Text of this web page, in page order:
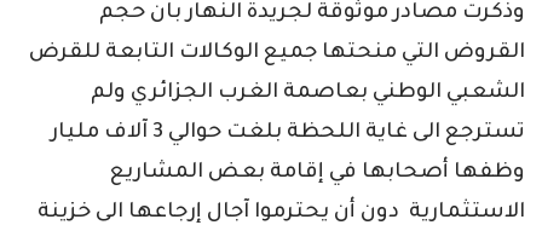
وذكرت مصادر موثوقة لجريدة النهار بان حجم
القروض التي منحتها جميع الوكالات التابعة للقرض
الشعبي الوطني بعاصمة الغرب الجزائري ولم
تسترجع الى غاية اللحظة بلغت حوالي 3 آلاف مليار
وظفها أصحابها في إقامة بعض المشاريع
الاستثمارية دون أن يحترموا آجال إرجاعها الى خزينة